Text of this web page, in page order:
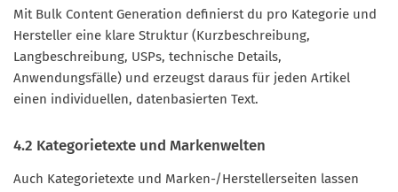
Mit Bulk Content Generation definierst du pro Kategorie und
Hersteller eine klare Struktur (Kurzbeschreibung,
Langbeschreibung, USPs, technische Details,
Anwendungsfälle) und erzeugst daraus für jeden Artikel
einen individuellen, datenbasierten Text.
4.2 Kategorietexte und Markenwelten
Auch Kategorietexte und Marken-/Herstellerseiten lassen